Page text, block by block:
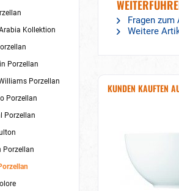
Kollektion
Porzellan
Porzellan
Porzellan
Porzellan
Porzellan
Fragen zum
Weitere
KUNDEN KAUFTEN